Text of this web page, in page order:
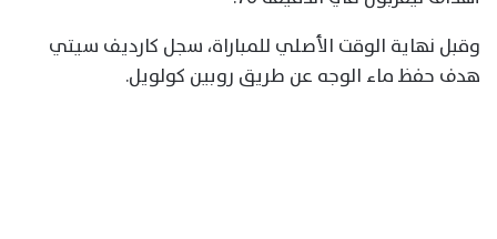
وقبل نهاية الوقت الأصلي للمباراة، سجل كارديف سيتي
هدف حفظ ماء الوجه عن طريق روبين كولويل.